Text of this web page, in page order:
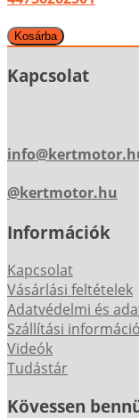
Kapcsolat
@kertmotor.hu
Információk
Kapcsolat
Vásárlási feltételek
Adatvédelmi és
Szállítási
Videók
Tudástár
Kövessen